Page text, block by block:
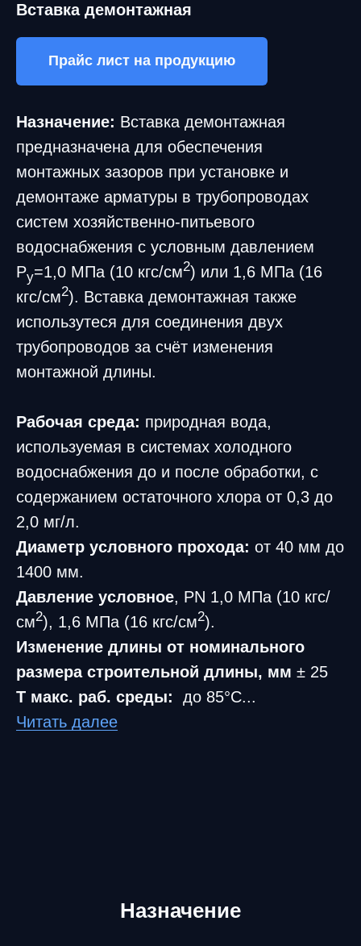
Вставка демонтажная
Прайс лист на продукцию
Назначение: Вставка демонтажная
предназначена для обеспечения
монтажных зазоров при установке и
демонтаже арматуры в трубопроводах
систем хозяйственно-питьевого
водоснабжения с условным давлением
Ру=1,0 МПа (10 кгс/см2) или 1,6 МПа (16
кгс/см2). Вставка демонтажная также
использутеся для соединения двух
трубопроводов за счёт изменения
монтажной длины.
Рабочая среда: природная вода,
используемая в системах холодного
водоснабжения до и после обработки, с
содержанием остаточного хлора от 0,3 до
2,0 мг/л.
Диаметр условного прохода: от 40 мм до
1400 мм.
Давление условное, PN 1,0 МПа (10 кгс/
см2), 1,6 МПа (16 кгс/см2).
Изменение длины от номинального
размера строительной длины, мм ± 25
T макс. раб. среды: до 85°C...
Читать далее
Назначение